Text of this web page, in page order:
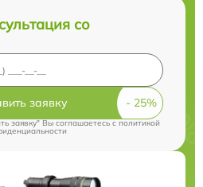
со
заявку
заявку" Вы соглашаетесь cполитикой